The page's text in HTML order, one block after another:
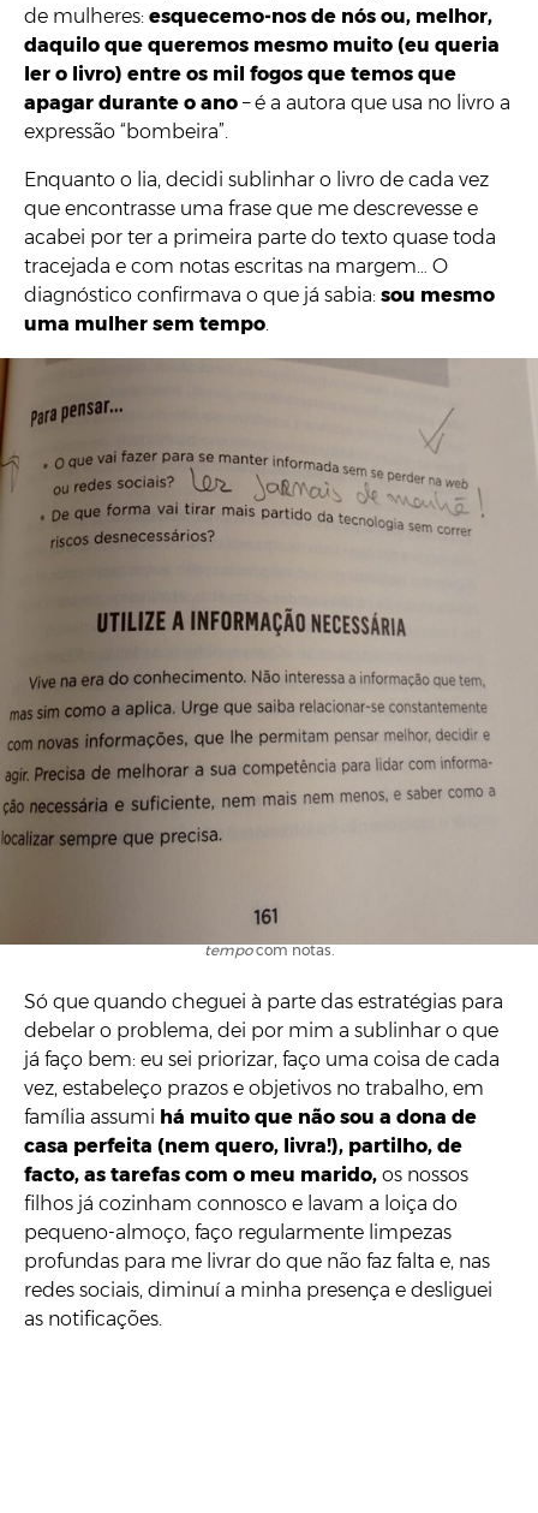
de mulheres: esquecemo-nos de nós ou, melhor,
daquilo que queremos mesmo muito (eu queria
ler o livro) entre os mil fogos que temos que
apagar durante o ano – é a autora que usa no livro a
expressão “bombeira”.
Enquanto o lia, decidi sublinhar o livro de cada vez
que encontrasse uma frase que me descrevesse e
acabei por ter a primeira parte do texto quase toda
tracejada e com notas escritas na margem… O
diagnóstico confirmava o que já sabia: sou mesmo
uma mulher sem tempo
STOP, 50 estratégias para mulheres sem
tempocom notas.
Só que quando cheguei à parte das estratégias para
debelar o problema, dei por mim a sublinhar o que
já faço bem: eu sei priorizar, faço uma coisa de cada
vez, estabeleço prazos e objetivos no trabalho, em
família assumi há muito que não sou a dona de
casa perfeita (nem quero, livra!), partilho, de
facto, as tarefas com o meu marido, os nossos
filhos já cozinham connosco e lavam a loiça do
pequeno-almoço, faço regularmente limpezas
profundas para me livrar do que não faz falta e, nas
redes sociais, diminuí a minha presença e desliguei
as notificações.